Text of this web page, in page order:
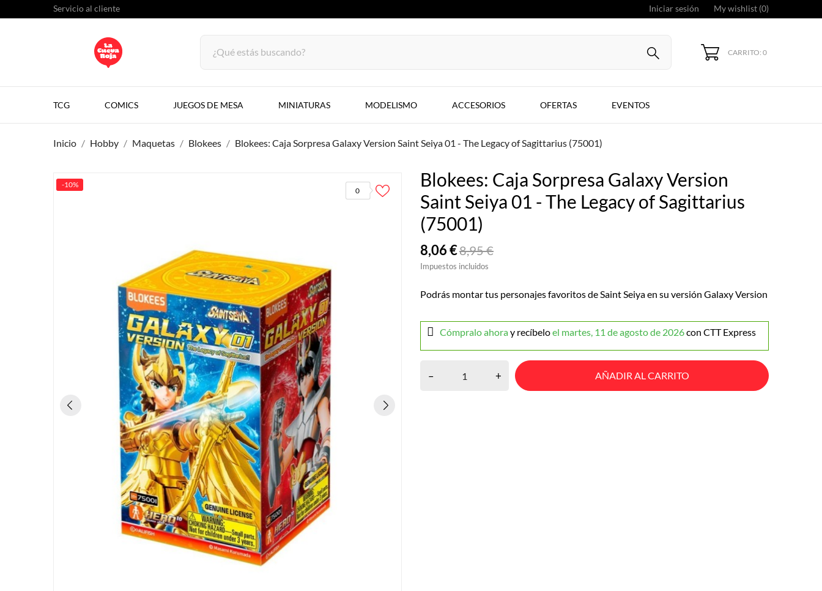
Servicio al cliente Iniciar sesión My wishlist (0)
CARRITO: 0
TCG COMICS JUEGOS DE MESA MINIATURAS MODELISMO ACCESORIOS OFERTAS EVENTOS
Inicio Hobby Maquetas Blokees Blokees: Caja Sorpresa Galaxy Version Saint Seiya 01 - The Legacy of Sagittarius (75001)
0
-10%
Blokees: Caja Sorpresa Galaxy Version
Saint Seiya 01 - The Legacy of Sagittarius
(75001)
8,06 €8,95 €
Impuestos incluidos
Podrás montar tus personajes favoritos de Saint Seiya en su versión Galaxy Version
Cómpralo ahoray recíbeloel martes, 11 de agosto de 2026con CTT Express
– + AÑADIR AL CARRITO